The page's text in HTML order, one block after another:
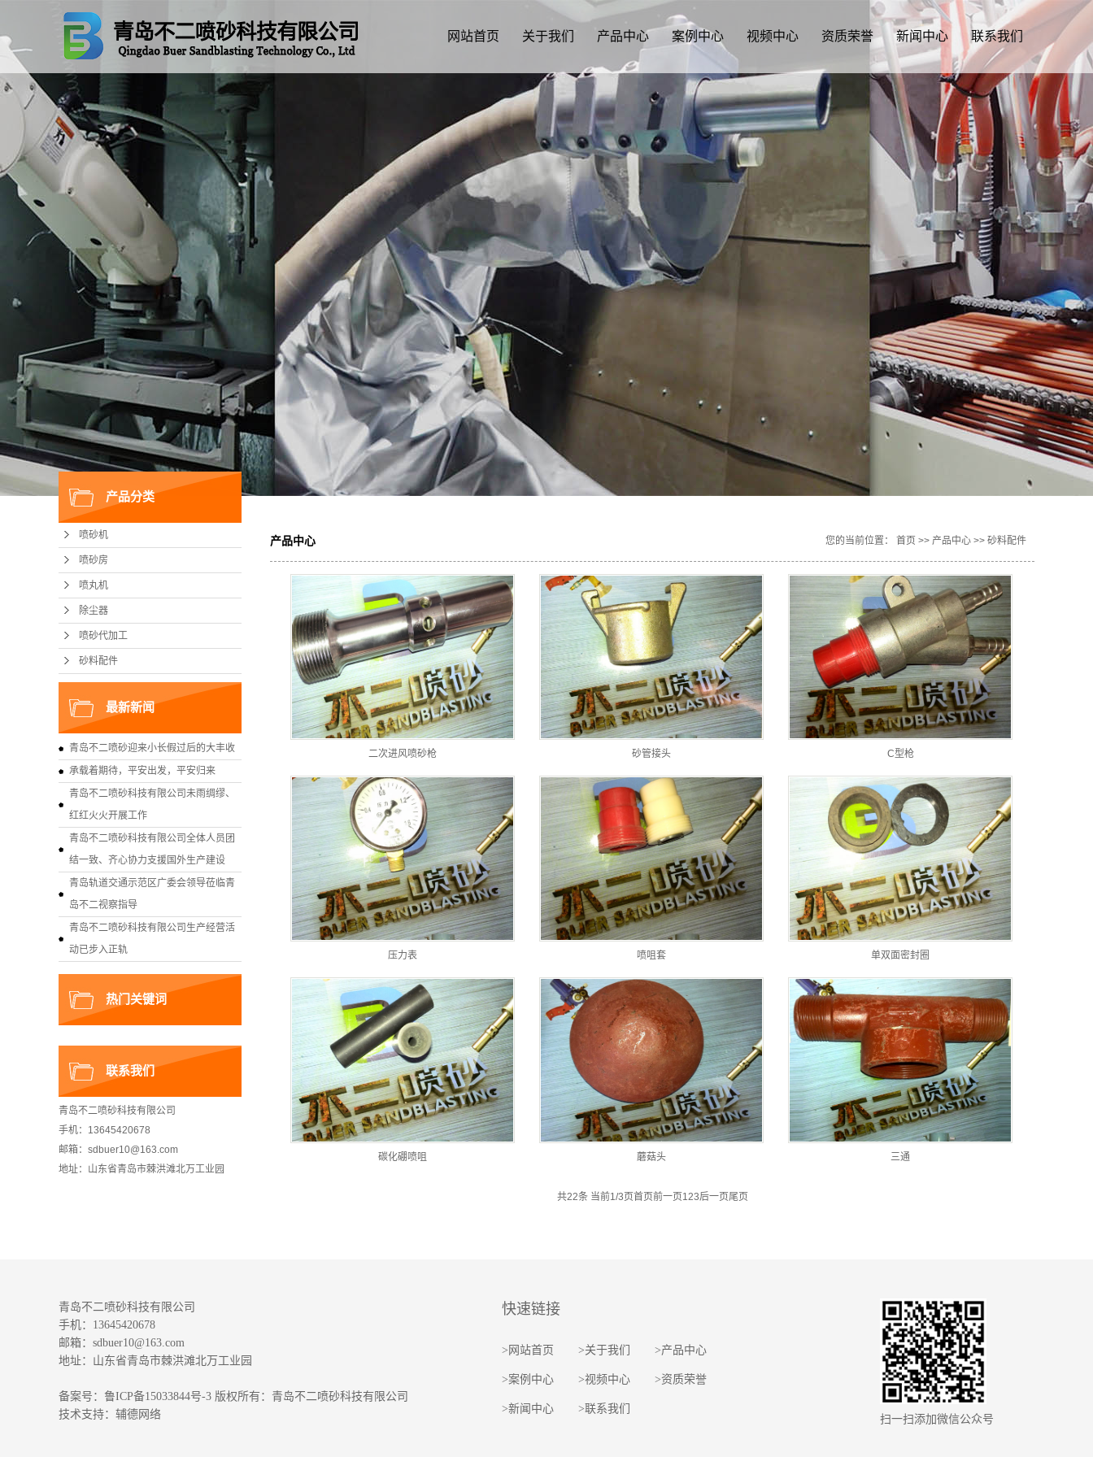
网站首页 关于我们 产品中心 案例中心 视频中心 资质荣誉 新闻中心 联系我们
产品分类
喷砂机
喷砂房
喷丸机
除尘器
喷砂代加工
砂料配件
最新新闻
青岛不二喷砂迎来小长假过后的大丰收
承载着期待，平安出发，平安归来
青岛不二喷砂科技有限公司未雨绸缪、
红红火火开展工作
青岛不二喷砂科技有限公司全体人员团
结一致、齐心协力支援国外生产建设
青岛轨道交通示范区广委会领导莅临青
岛不二视察指导
青岛不二喷砂科技有限公司生产经营活
动已步入正轨
热门关键词
联系我们
青岛不二喷砂科技有限公司
手机：13645420678
邮箱：sdbuer10@163.com
地址：山东省青岛市棘洪滩北万工业园
产品中心 您的当前位置： 首页 >> 产品中心 >> 砂料配件
二次进风喷砂枪 砂管接头 C型枪
压力表 喷咀套 单双面密封圈
碳化硼喷咀 蘑菇头 三通
共22条 当前1/3页首页前一页123后一页尾页
青岛不二喷砂科技有限公司
手机：13645420678
邮箱：sdbuer10@163.com
地址：山东省青岛市棘洪滩北万工业园
备案号： 鲁ICP备15033844号-3 版权所有：青岛不二喷砂科技有限公司
技术支持： 辅德网络
快速链接
>网站首页 >关于我们 >产品中心
>案例中心 >视频中心 >资质荣誉
>新闻中心 >联系我们
扫一扫添加微信公众号